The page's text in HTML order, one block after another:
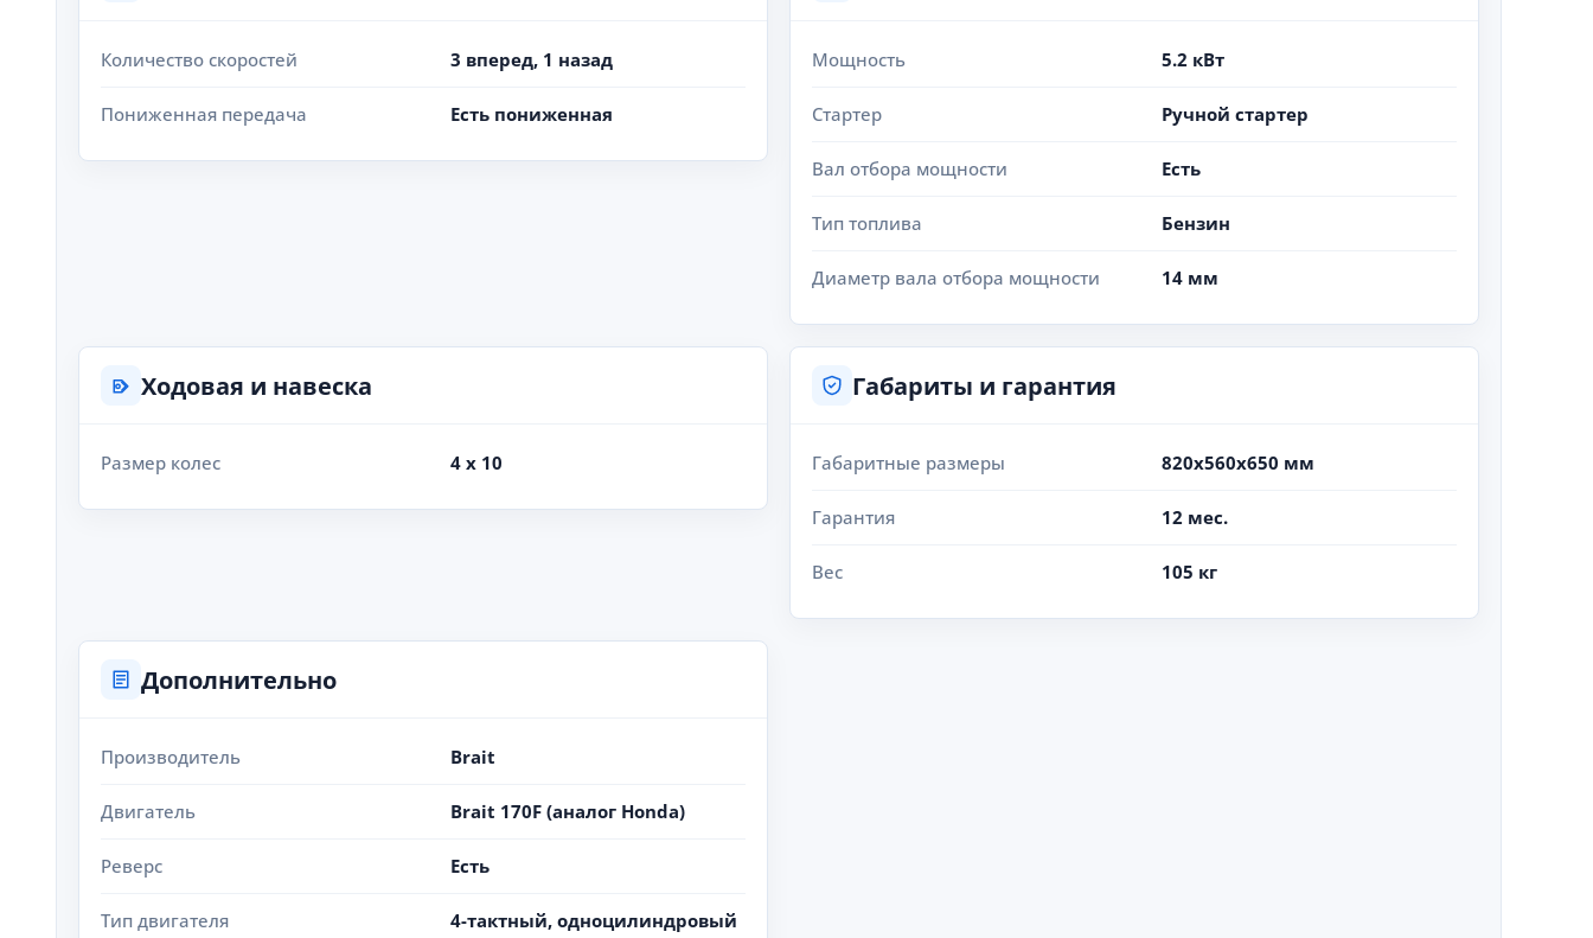
Количество скоростей 3 вперед, 1 назад
Пониженная передача Есть пониженная
Мощность 5.2 кВт
Стартер Ручной стартер
Вал отбора мощности Есть
Тип топлива Бензин
Диаметр вала отбора мощности 14 мм
Ходовая и навеска
Размер колес 4 х 10
Габариты и гарантия
Габаритные размеры 820х560х650 мм
Гарантия 12 мес.
Вес 105 кг
Дополнительно
Производитель Brait
Двигатель Brait 170F (аналог Honda)
Реверс Есть
Тип двигателя
4-тактный, одноцилиндровый